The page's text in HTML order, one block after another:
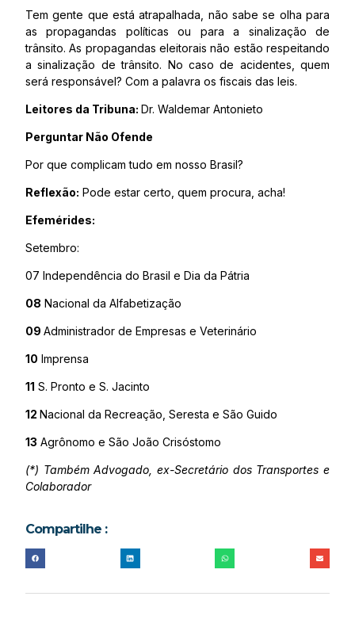
Tem gente que está atrapalhada, não sabe se olha para
as propagandas políticas ou para a sinalização de
trânsito. As propagandas eleitorais não estão respeitando
a sinalização de trânsito. No caso de acidentes, quem
será responsável? Com a palavra os fiscais das leis.
Leitores da Tribuna: Dr. Waldemar Antonieto
Perguntar Não Ofende
Por que complicam tudo em nosso Brasil?
Reflexão: Pode estar certo, quem procura, acha!
Efemérides:
Setembro:
07 Independência do Brasil e Dia da Pátria
08 Nacional da Alfabetização
09 Administrador de Empresas e Veterinário
10 Imprensa
11 S. Pronto e S. Jacinto
12 Nacional da Recreação, Seresta e São Guido
13 Agrônomo e São João Crisóstomo
(*) Também Advogado, ex-Secretário dos Transportes e
Colaborador
Compartilhe :